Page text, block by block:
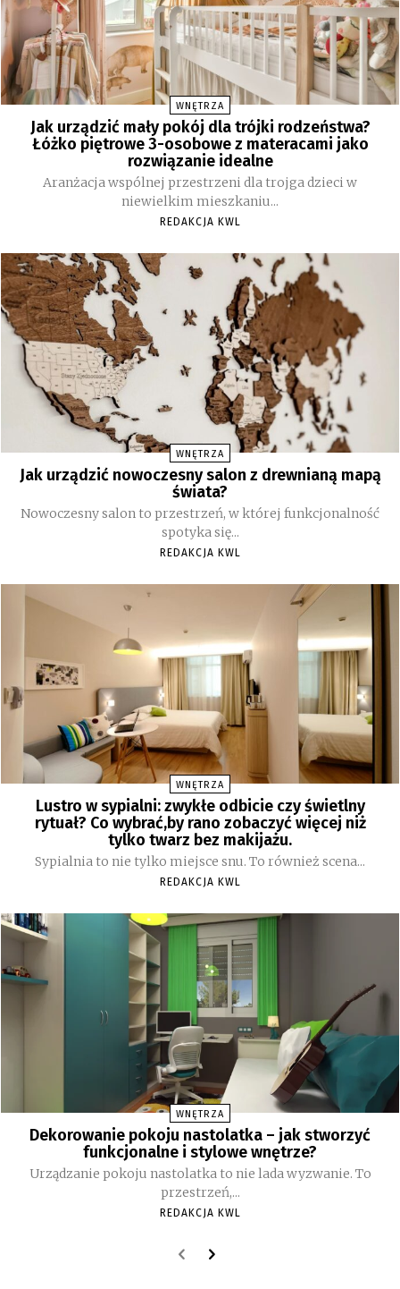
WNĘTRZA
Jak urządzić mały pokój dla trójki rodzeństwa?
Łóżko piętrowe 3-osobowe z materacami jako
rozwiązanie idealne
Aranżacja wspólnej przestrzeni dla trojga dzieci w
niewielkim mieszkaniu...
REDAKCJA KWL
WNĘTRZA
Jak urządzić nowoczesny salon z drewnianą mapą
świata?
Nowoczesny salon to przestrzeń, w której funkcjonalność
spotyka się...
REDAKCJA KWL
WNĘTRZA
Lustro w sypialni: zwykłe odbicie czy świetlny
rytuał? Co wybrać,by rano zobaczyć więcej niż
tylko twarz bez makijażu.
Sypialnia to nie tylko miejsce snu. To również scena...
REDAKCJA KWL
WNĘTRZA
Dekorowanie pokoju nastolatka – jak stworzyć
funkcjonalne i stylowe wnętrze?
Urządzanie pokoju nastolatka to nie lada wyzwanie. To
przestrzeń,...
REDAKCJA KWL